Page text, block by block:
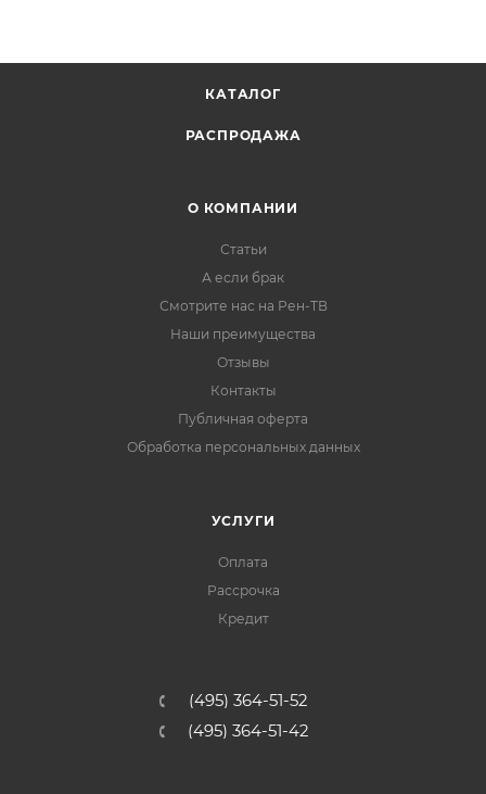
КАТАЛОГ
РАСПРОДАЖА
О КОМПАНИИ
Статьи
А если брак
Смотрите нас на Рен-ТВ
Наши преимущества
Отзывы
Контакты
Публичная оферта
Обработка персональных данных
УСЛУГИ
Оплата
Рассрочка
Кредит
(495) 364-51-52
(495) 364-51-42